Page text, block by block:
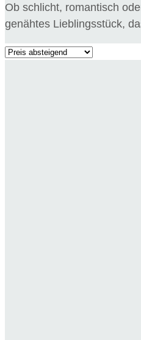
Ob schlicht, romantisch
genähtes Lieblingsstück,